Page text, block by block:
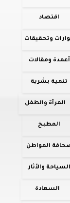
اقتصاد
وتحقيقات
أعمدة ومقالات
تنمية بشرية
المرأة والطفل
المطبخ
المواطن
السياحة والأثار
السعادة